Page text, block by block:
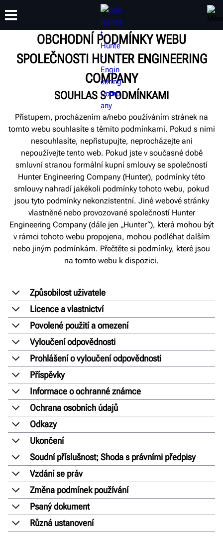
PODPORA
ŠKOLENÍ
OBCHODNÍ PODMÍNKY WEBU
SPOLEČNOSTI HUNTER ENGINEERING
COMPANY
SOUHLAS S PODMÍNKAMI
Přístupem, procházením a/nebo používáním stránek na
tomto webu souhlasíte s těmito podmínkami. Pokud s nimi
nesouhlasíte, nepřistupujte, neprocházejte ani
nepoužívejte tento web. Pokud jste v současné době
smluvní stranou formální kupní smlouvy se společností
Hunter Engineering Company (Hunter), podmínky této
smlouvy nahradí jakékoli podmínky tohoto webu, pokud
jsou tyto podmínky nekonzistentní. Jiné webové stránky
vlastněné nebo provozované společností Hunter
Engineering Company (dále jen „Hunter“), která mohou být
v rámci tohoto webu propojena, mohou podléhat dalším
nebo jiným podmínkám. Přečtěte si podmínky, které jsou
na tomto webu k dispozici.
Způsobilost uživatele
Licence a vlastnictví
Povolené použití a omezení
Vyloučení odpovědnosti
Prohlášení o vyloučení odpovědnosti
Příspěvky
Informace o ochranné známce
Ochrana osobních údajů
Odkazy
Ukončení
Soudní příslušnost; Shoda s právními předpisy
Vzdání se práv
Změna podmínek používání
Psaný dokument
Různá ustanovení